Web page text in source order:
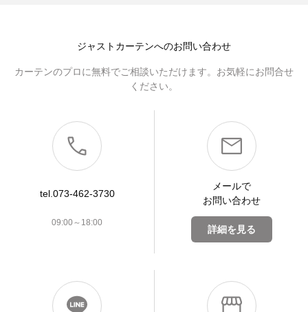
ジャストカーテンへのお問い合わせ
カーテンのプロに無料でご相談いただけます。お気軽にお問合せ
ください。
tel.073-462-3730
09:00～18:00
メールで
お問い合わせ
詳細を見る